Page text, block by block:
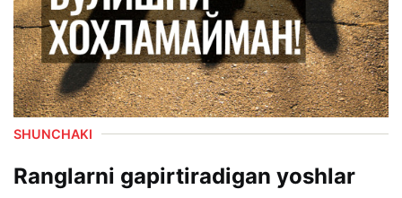
SHUNCHAKI
Ranglarni gapirtiradigan yoshlar